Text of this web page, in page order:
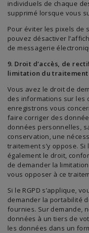
individuels de chaque
supprimé lorsque vous
Pour éviter les pixels de
pouvez désactiver
de messagerie
9. Droit d’accès, de
limitation du
Vous avez le droit de
des informations sur les
enregistrons vous
faire corriger des
données personnelles,
conservation, une
traitement s’y oppose. Si
également le droit,
de demander la
vous opposer à ce
Si le RGPD s’applique,
demander la portabilité
fournies. Sur demande,
données à un tiers de
les données dans un